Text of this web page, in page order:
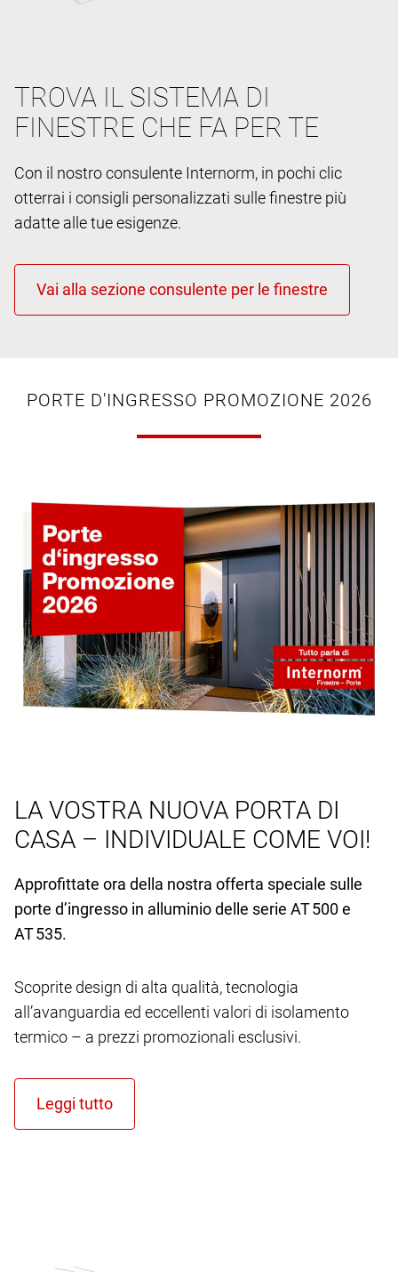
TROVA IL SISTEMA DI
FINESTRE CHE FA PER TE
Con il nostro consulente Internorm, in pochi clic
otterrai i consigli personalizzati sulle finestre più
adatte alle tue esigenze.
PORTE D'INGRESSO PROMOZIONE 2026
LA VOSTRA NUOVA PORTA DI
CASA – INDIVIDUALE COME VOI!
Approfittate ora della nostra offerta speciale sulle
porte d’ingresso in alluminio delle serie AT 500 e
AT 535.
Scoprite design di alta qualità, tecnologia
all’avanguardia ed eccellenti valori di isolamento
termico – a prezzi promozionali esclusivi.